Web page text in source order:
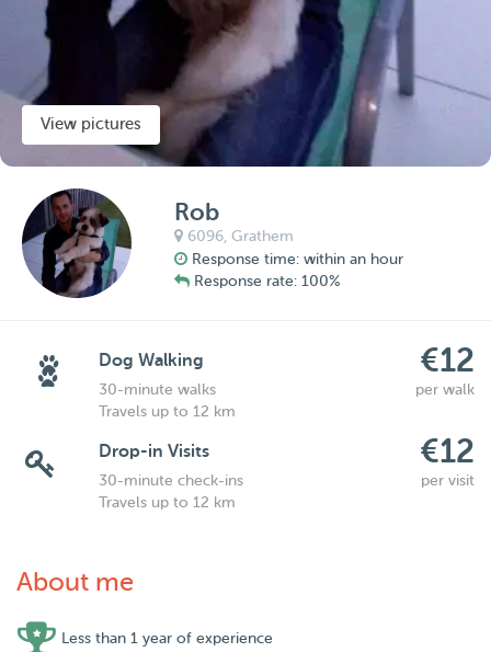
View pictures
Rob
6096,Grathem
Response time: within an hour
Response rate: 100%
Dog Walking €12
30-minute walks
per walk
Travels up to 12 km
Drop-in Visits €12
30-minute check-ins
per visit
Travels up to 12 km
About me
Less than 1 year of experience